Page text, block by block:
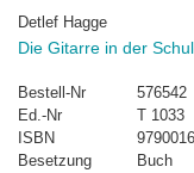
Detlef Hagge
Die Gitarre in der
Bestell-Nr
576542
Ed.-Nr
T 1033
ISBN
Besetzung
Buch